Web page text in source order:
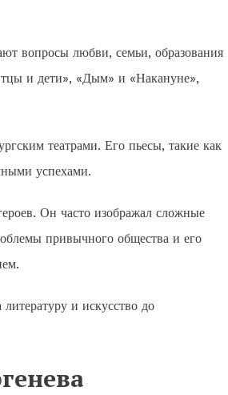
вопросы любви, семьи, образования
и дети», «Дым» и «Накануне»,
театрами. Его пьесы, такие как
успехами.
Он часто изображал сложные
привычного общества и его
и искусство до